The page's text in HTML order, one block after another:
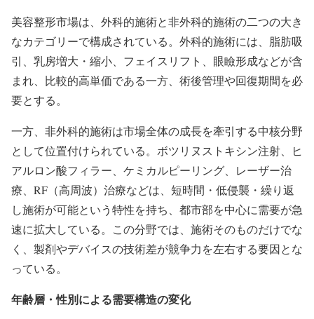
美容整形市場は、外科的施術と非外科的施術の二つの大き
なカテゴリーで構成されている。外科的施術には、脂肪吸
引、乳房増大・縮小、フェイスリフト、眼瞼形成などが含
まれ、比較的高単価である一方、術後管理や回復期間を必
要とする。
一方、非外科的施術は市場全体の成長を牽引する中核分野
として位置付けられている。ボツリヌストキシン注射、ヒ
アルロン酸フィラー、ケミカルピーリング、レーザー治
療、RF（高周波）治療などは、短時間・低侵襲・繰り返
し施術が可能という特性を持ち、都市部を中心に需要が急
速に拡大している。この分野では、施術そのものだけでな
く、製剤やデバイスの技術差が競争力を左右する要因とな
っている。
年齢層・性別による需要構造の変化